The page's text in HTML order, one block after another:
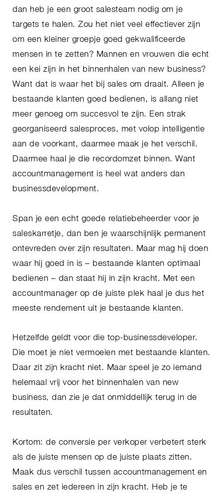
dan heb je een groot salesteam nodig om je
targets te halen. Zou het niet veel effectiever zijn
om een kleiner groepje goed gekwalificeerde
mensen in te zetten? Mannen en vrouwen die echt
een kei zijn in het binnenhalen van new business?
Want dat is waar het bij sales om draait. Alleen je
bestaande klanten goed bedienen, is allang niet
meer genoeg om succesvol te zijn. Een strak
georganiseerd salesproces, met volop intelligentie
aan de voorkant, daarmee maak je het verschil.
Daarmee haal je die recordomzet binnen. Want
accountmanagement is heel wat anders dan
businessdevelopment.
Span je een echt goede relatiebeheerder voor je
saleskarretje, dan ben je waarschijnlijk permanent
ontevreden over zijn resultaten. Maar mag hij doen
waar hij goed in is – bestaande klanten optimaal
bedienen – dan staat hij in zijn kracht. Met een
accountmanager op de juiste plek haal je dus het
meeste rendement uit je bestaande klanten.
Hetzelfde geldt voor die top-businessdeveloper.
Die moet je niet vermoeien met bestaande klanten.
Daar zit zijn kracht niet. Maar speel je zo iemand
helemaal vrij voor het binnenhalen van new
business, dan zie je dat onmiddellijk terug in de
resultaten.
Kortom: de conversie per verkoper verbetert sterk
als de juiste mensen op de juiste plaats zitten.
Maak dus verschil tussen accountmanagement en
sales en zet iedereen in zijn kracht. Heb je te